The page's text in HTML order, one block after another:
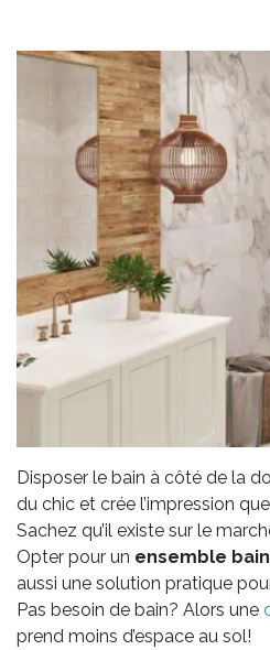
Disposer le bain à côté de la
du chic et crée l’impression
Sachez qu’il existe sur le
Opter pour un ensemble
aussi une solution pratique
Pas besoin de bain? Alors une
prend moins d’espace au sol!